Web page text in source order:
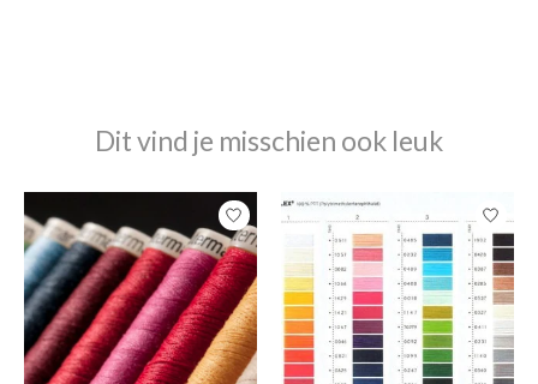
Dit vind je misschien ook leuk
Items van productcarrousel